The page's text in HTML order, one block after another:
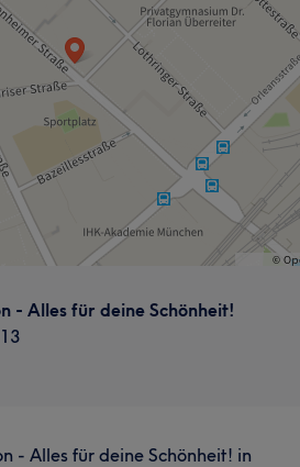
- Alles für deine Schönheit!
- Alles für deine Schönheit! in